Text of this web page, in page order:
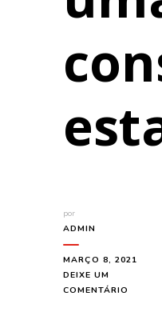
por
ADMIN
MARÇO 8, 2021
DEIXE UM
COMENTÁRIO